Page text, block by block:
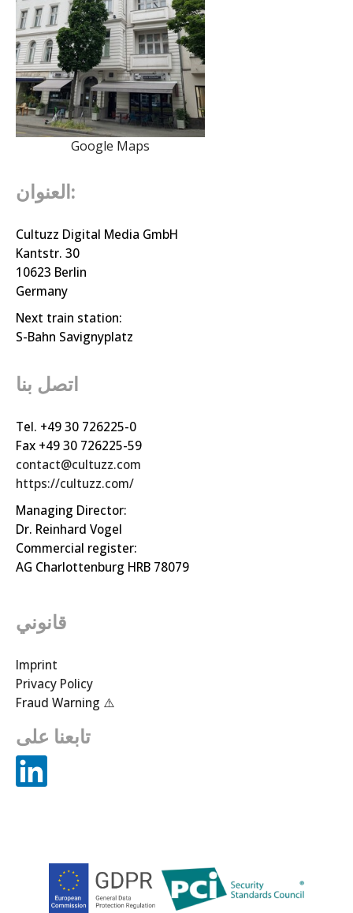
Google Maps
العنوان:
Cultuzz Digital Media GmbH
Kantstr. 30
10623 Berlin
Germany
Next train station:
S-Bahn Savignyplatz
اتصل بنا
Tel. +49 30 726225-0
Fax +49 30 726225-59
contact@cultuzz.com
https://cultuzz.com/
Managing Director:
Dr. Reinhard Vogel
Commercial register:
AG Charlottenburg HRB 78079
قانوني
Imprint
Privacy Policy
Fraud Warning ⚠️
تابعنا على